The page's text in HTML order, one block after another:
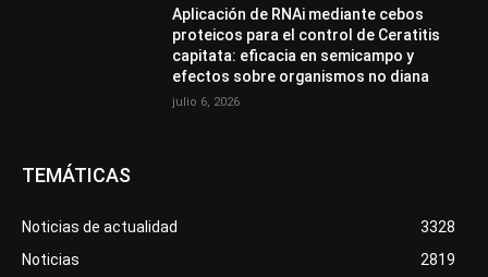
Aplicación de RNAi mediante cebos
proteicos para el control de Ceratitis
capitata: eficacia en semicampo y
efectos sobre organismos no diana
julio 6, 2026
TEMÁTICAS
Noticias de actualidad
3328
Noticias
2819